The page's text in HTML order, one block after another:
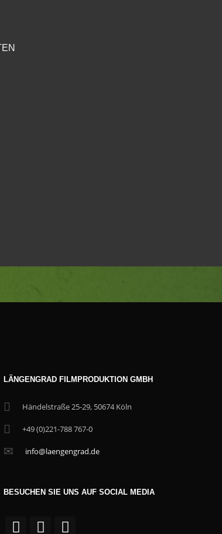
LÄNGENGRAD FILMPRODUKTION GMBH
Händelstraße 25-29, 50674 Köln
+49 (0)221-788 767-0
info@laengengrad.de
BESUCHEN SIE UNS AUF SOCIAL MEDIA